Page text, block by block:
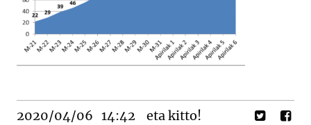
2020/04/06 14:42 eta kitto!